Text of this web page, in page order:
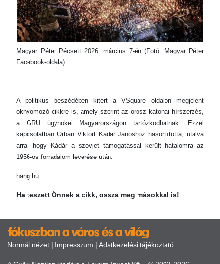
Magyar Péter Pécsett 2026. március 7-én (Fotó: Magyar Péter
Facebook-oldala)
A politikus beszédében kitért a VSquare oldalon megjelent
oknyomozó cikkre is, amely szerint az orosz katonai hírszerzés,
a GRU ügynökei Magyarországon tartózkodhatnak. Ezzel
kapcsolatban Orbán Viktort Kádár Jánoshoz hasonlította, utalva
arra, hogy Kádár a szovjet támogatással került hatalomra az
1956-os forradalom leverése után.
hang.hu
Ha teszett Önnek a cikk, ossza meg másokkal is!
Normál nézet | Impresszum | Adatkezelési tájékoztató